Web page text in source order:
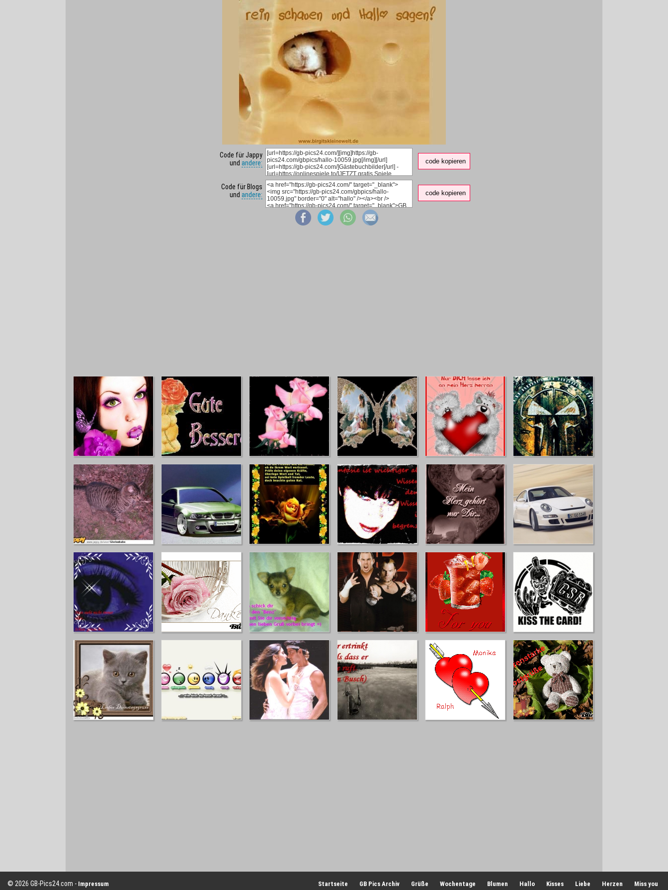
Code für Jappy
und andere: code kopieren
Code für Blogs
und andere: code kopieren
© 2026 GB-Pics24.com - Impressum Startseite GB Pics Archiv Grüße Wochentage Blumen Hallo Kisses Liebe Herzen Miss you